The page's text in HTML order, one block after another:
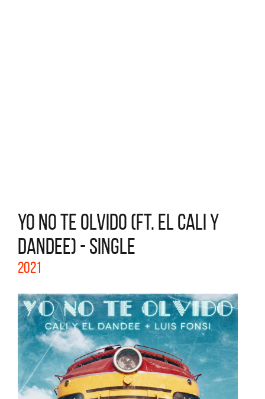
YO NO TE OLVIDO (FT. EL CALI Y
DANDEE) - SINGLE
2021